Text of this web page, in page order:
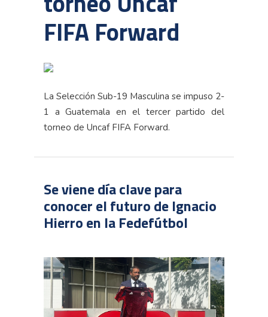
FIFA Forward
La Selección Sub-19 Masculina se impuso 2-
1 a Guatemala en el tercer partido del
torneo de Uncaf FIFA Forward.
Se viene día clave para
conocer el futuro de Ignacio
Hierro en la Fedefútbol